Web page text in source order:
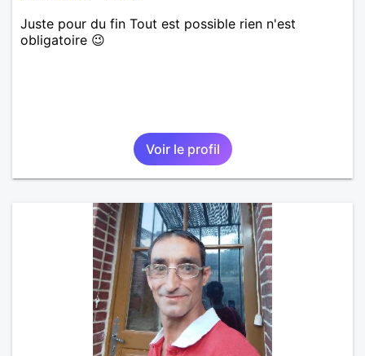
Juste pour du fin Tout est possible rien n'est
obligatoire 😉
Voir le profil